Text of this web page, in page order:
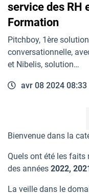
service des RH
Formation
Pitchboy, 1ère
conversationnelle,
et Nibelis, solution…
avr 08 2024 08:33
Bienvenue dans la
Quels ont été les faits
des années 2022,
La veille dans le